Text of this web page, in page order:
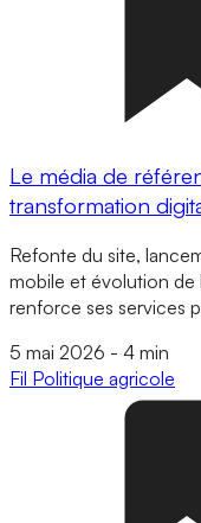
Le média de
transformation
Refonte du site,
mobile et évolution de
renforce ses services
5 mai 2026 - 4 min
Fil Politique agricole